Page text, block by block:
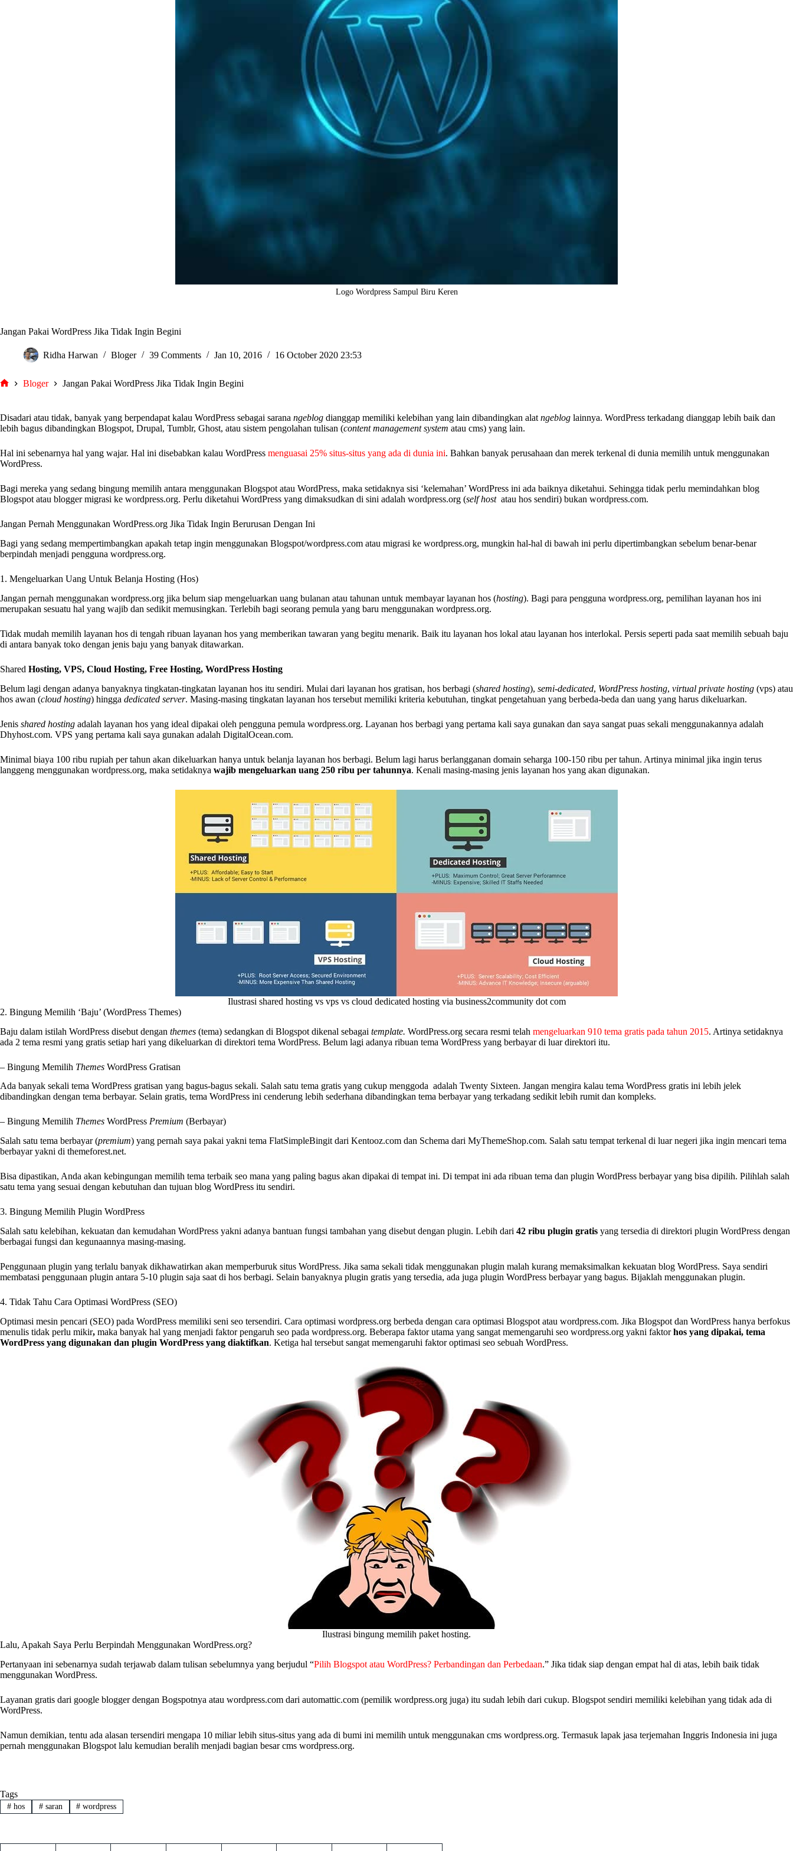
Logo Wordpress Sampul Biru Keren
Jangan Pakai WordPress Jika Tidak Ingin Begini
Ridha Harwan Bloger 39 Comments Jan 10, 2016 16 October 2020 23:53
Bloger Jangan Pakai WordPress Jika Tidak Ingin Begini
Disadari atau tidak, banyak yang berpendapat kalau WordPress sebagai sarana ngeblog dianggap memiliki kelebihan yang lain dibandingkan alat ngeblog lainnya. WordPress terkadang dianggap lebih baik dan
lebih bagus dibandingkan Blogspot, Drupal, Tumblr, Ghost, atau sistem pengolahan tulisan (content management system atau cms) yang lain.
Hal ini sebenarnya hal yang wajar. Hal ini disebabkan kalau WordPress menguasai 25% situs-situs yang ada di dunia ini. Bahkan banyak perusahaan dan merek terkenal di dunia memilih untuk menggunakan
WordPress.
Bagi mereka yang sedang bingung memilih antara menggunakan Blogspot atau WordPress, maka setidaknya sisi ‘kelemahan’ WordPress ini ada baiknya diketahui. Sehingga tidak perlu memindahkan blog
Blogspot atau blogger migrasi ke wordpress.org. Perlu diketahui WordPress yang dimaksudkan di sini adalah wordpress.org (self host atau hos sendiri) bukan wordpress.com.
Jangan Pernah Menggunakan WordPress.org Jika Tidak Ingin Berurusan Dengan Ini
Bagi yang sedang mempertimbangkan apakah tetap ingin menggunakan Blogspot/wordpress.com atau migrasi ke wordpress.org, mungkin hal-hal di bawah ini perlu dipertimbangkan sebelum benar-benar
berpindah menjadi pengguna wordpress.org.
1. Mengeluarkan Uang Untuk Belanja Hosting (Hos)
Jangan pernah menggunakan wordpress.org jika belum siap mengeluarkan uang bulanan atau tahunan untuk membayar layanan hos (hosting). Bagi para pengguna wordpress.org, pemilihan layanan hos ini
merupakan sesuatu hal yang wajib dan sedikit memusingkan. Terlebih bagi seorang pemula yang baru menggunakan wordpress.org.
Tidak mudah memilih layanan hos di tengah ribuan layanan hos yang memberikan tawaran yang begitu menarik. Baik itu layanan hos lokal atau layanan hos interlokal. Persis seperti pada saat memilih sebuah baju
di antara banyak toko dengan jenis baju yang banyak ditawarkan.
Shared Hosting, VPS, Cloud Hosting, Free Hosting, WordPress Hosting
Belum lagi dengan adanya banyaknya tingkatan-tingkatan layanan hos itu sendiri. Mulai dari layanan hos gratisan, hos berbagi (shared hosting), semi-dedicated, WordPress hosting, virtual private hosting (vps) atau
hos awan (cloud hosting) hingga dedicated server. Masing-masing tingkatan layanan hos tersebut memiliki kriteria kebutuhan, tingkat pengetahuan yang berbeda-beda dan uang yang harus dikeluarkan.
Jenis shared hosting adalah layanan hos yang ideal dipakai oleh pengguna pemula wordpress.org. Layanan hos berbagi yang pertama kali saya gunakan dan saya sangat puas sekali menggunakannya adalah
Dhyhost.com. VPS yang pertama kali saya gunakan adalah DigitalOcean.com.
Minimal biaya 100 ribu rupiah per tahun akan dikeluarkan hanya untuk belanja layanan hos berbagi. Belum lagi harus berlangganan domain seharga 100-150 ribu per tahun. Artinya minimal jika ingin terus
langgeng menggunakan wordpress.org, maka setidaknya wajib mengeluarkan uang 250 ribu per tahunnya. Kenali masing-masing jenis layanan hos yang akan digunakan.
Ilustrasi shared hosting vs vps vs cloud dedicated hosting via business2community dot com
2. Bingung Memilih ‘Baju’ (WordPress Themes)
Baju dalam istilah WordPress disebut dengan themes (tema) sedangkan di Blogspot dikenal sebagai template. WordPress.org secara resmi telah mengeluarkan 910 tema gratis pada tahun 2015. Artinya setidaknya
ada 2 tema resmi yang gratis setiap hari yang dikeluarkan di direktori tema WordPress. Belum lagi adanya ribuan tema WordPress yang berbayar di luar direktori itu.
– Bingung Memilih Themes WordPress Gratisan
Ada banyak sekali tema WordPress gratisan yang bagus-bagus sekali. Salah satu tema gratis yang cukup menggoda adalah Twenty Sixteen. Jangan mengira kalau tema WordPress gratis ini lebih jelek
dibandingkan dengan tema berbayar. Selain gratis, tema WordPress ini cenderung lebih sederhana dibandingkan tema berbayar yang terkadang sedikit lebih rumit dan kompleks.
– Bingung Memilih Themes WordPress Premium (Berbayar)
Salah satu tema berbayar (premium) yang pernah saya pakai yakni tema FlatSimpleBingit dari Kentooz.com dan Schema dari MyThemeShop.com. Salah satu tempat terkenal di luar negeri jika ingin mencari tema
berbayar yakni di themeforest.net.
Bisa dipastikan, Anda akan kebingungan memilih tema terbaik seo mana yang paling bagus akan dipakai di tempat ini. Di tempat ini ada ribuan tema dan plugin WordPress berbayar yang bisa dipilih. Pilihlah salah
satu tema yang sesuai dengan kebutuhan dan tujuan blog WordPress itu sendiri.
3. Bingung Memilih Plugin WordPress
Salah satu kelebihan, kekuatan dan kemudahan WordPress yakni adanya bantuan fungsi tambahan yang disebut dengan plugin. Lebih dari 42 ribu plugin gratis yang tersedia di direktori plugin WordPress dengan
berbagai fungsi dan kegunaannya masing-masing.
Penggunaan plugin yang terlalu banyak dikhawatirkan akan memperburuk situs WordPress. Jika sama sekali tidak menggunakan plugin malah kurang memaksimalkan kekuatan blog WordPress. Saya sendiri
membatasi penggunaan plugin antara 5-10 plugin saja saat di hos berbagi. Selain banyaknya plugin gratis yang tersedia, ada juga plugin WordPress berbayar yang bagus. Bijaklah menggunakan plugin.
4. Tidak Tahu Cara Optimasi WordPress (SEO)
Optimasi mesin pencari (SEO) pada WordPress memiliki seni seo tersendiri. Cara optimasi wordpress.org berbeda dengan cara optimasi Blogspot atau wordpress.com. Jika Blogspot dan WordPress hanya berfokus
menulis tidak perlu mikir, maka banyak hal yang menjadi faktor pengaruh seo pada wordpress.org. Beberapa faktor utama yang sangat memengaruhi seo wordpress.org yakni faktorhos yang dipakai, tema
WordPress yang digunakan dan plugin WordPress yang diaktifkan. Ketiga hal tersebut sangat memengaruhi faktor optimasi seo sebuah WordPress.
Ilustrasi bingung memilih paket hosting.
Lalu, Apakah Saya Perlu Berpindah Menggunakan WordPress.org?
Pertanyaan ini sebenarnya sudah terjawab dalam tulisan sebelumnya yang berjudul “Pilih Blogspot atau WordPress? Perbandingan dan Perbedaan.” Jika tidak siap dengan empat hal di atas, lebih baik tidak
menggunakan WordPress.
Layanan gratis dari google blogger dengan Bogspotnya atau wordpress.com dari automattic.com (pemilik wordpress.org juga) itu sudah lebih dari cukup. Blogspot sendiri memiliki kelebihan yang tidak ada di
WordPress.
Namun demikian, tentu ada alasan tersendiri mengapa 10 miliar lebih situs-situs yang ada di bumi ini memilih untuk menggunakan cms wordpress.org. Termasuk lapak jasa terjemahan Inggris Indonesia ini juga
pernah menggunakan Blogspot lalu kemudian beralih menjadi bagian besar cms wordpress.org.
Tags
#hos #saran # wordpress